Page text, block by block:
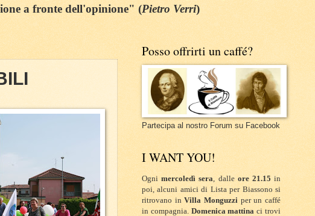
a fronte dell'opinione" (Pietro Verri)
Posso offrirti un caffé?
Partecipa al nostro Forum su Facebook
I WANT YOU!
Ognimercoledì sera , dalle ore 21.15 in
poi, alcuni amici di Lista per Biassono si
ritrovano inVilla Monguzzi per un caffé
in compagnia. Domenica mattina ci trovi